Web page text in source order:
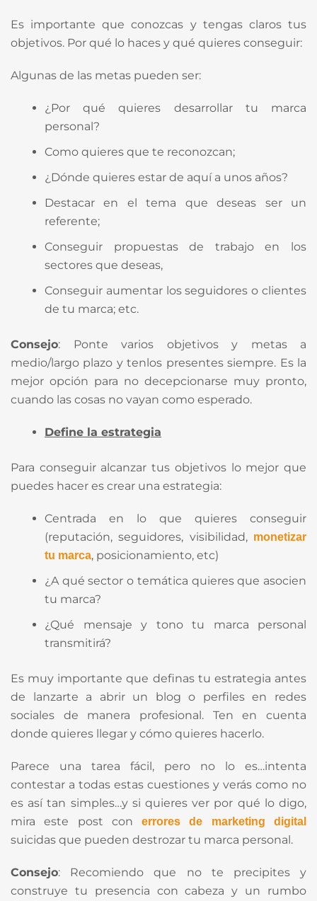
Es importante que conozcas y tengas claros tus
objetivos. Por qué lo haces y qué quieres conseguir:
Algunas de las metas pueden ser:
¿Por qué quieres desarrollar tu marca
personal?
Como quieres que te reconozcan;
¿Dónde quieres estar de aquí a unos años?
Destacar en el tema que deseas ser un
referente;
Conseguir propuestas de trabajo en los
sectores que deseas,
Conseguir aumentar los seguidores o clientes
de tu marca; etc.
Consejo: Ponte varios objetivos y metas a
medio/largo plazo y tenlos presentes siempre. Es la
mejor opción para no decepcionarse muy pronto,
cuando las cosas no vayan como esperado.
Define la estrategia
Para conseguir alcanzar tus objetivos lo mejor que
puedes hacer es crear una estrategia:
Centrada en lo que quieres conseguir
(reputación, seguidores, visibilidad, monetizar
tu marca, posicionamiento, etc)
¿A qué sector o temática quieres que asocien
tu marca?
¿Qué mensaje y tono tu marca personal
transmitirá?
Es muy importante que definas tu estrategia antes
de lanzarte a abrir un blog o perfiles en redes
sociales de manera profesional. Ten en cuenta
donde quieres llegar y cómo quieres hacerlo.
Parece una tarea fácil, pero no lo es…intenta
contestar a todas estas cuestiones y verás como no
es así tan simples…y si quieres ver por qué lo digo,
mira este post conerrores de marketing digital
suicidas que pueden destrozar tu marca personal.
Consejo: Recomiendo que no te precipites y
construye tu presencia con cabeza y un rumbo